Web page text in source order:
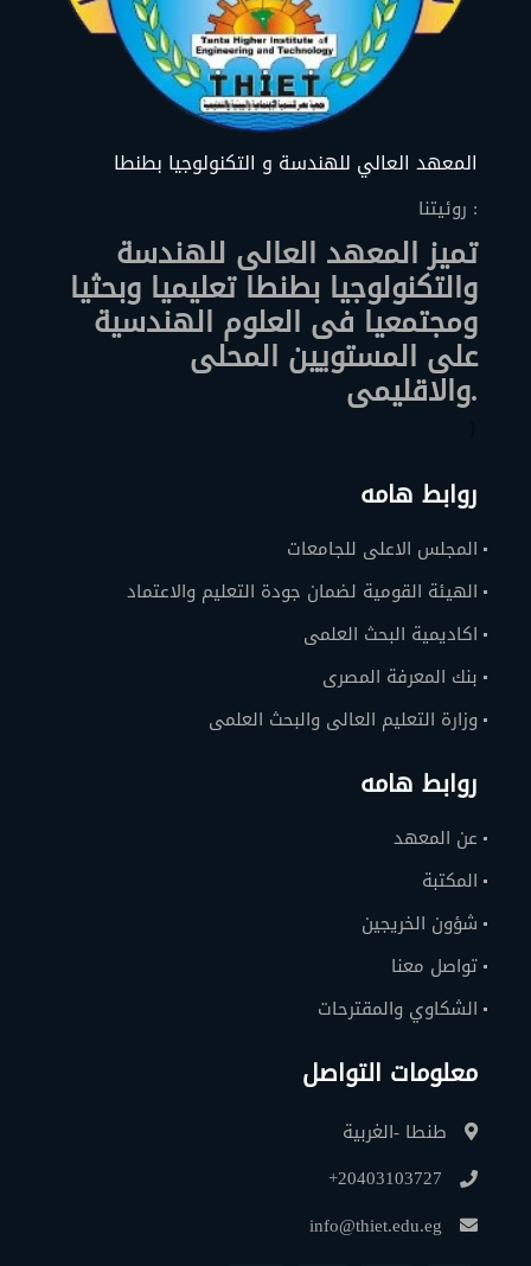
المعهد العالي للهندسة و التكنولوجيا بطنطا
روئيتنا :
والتكنولوجيا بطنطا تعليميا وبحثيا
ومجتمعيا فى العلوم الهندسية
على المستويين المحلى
والاقليمى.
روابط هامه
المجلس الاعلى للجامعات
الهيئة القومية لضمان جودة التعليم والاعتماد
اكاديمية البحث العلمى
بنك المعرفة المصرى
وزارة التعليم العالى والبحث العلمى
روابط هامه
عن المعهد
المكتبة
شؤون الخريجين
تواصل معنا
الشكاوي والمقترحات
معلومات التواصل
+20403103727
info@thiet.edu.eg